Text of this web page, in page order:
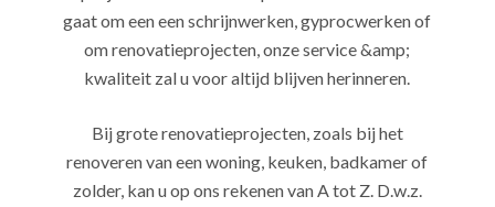
gaat om een een schrijnwerken, gyprocwerken of
om renovatieprojecten, onze service &amp;
kwaliteit zal u voor altijd blijven herinneren.
Bij grote renovatieprojecten, zoals bij het
renoveren van een woning, keuken, badkamer of
zolder, kan u op ons rekenen van A tot Z. D.w.z.